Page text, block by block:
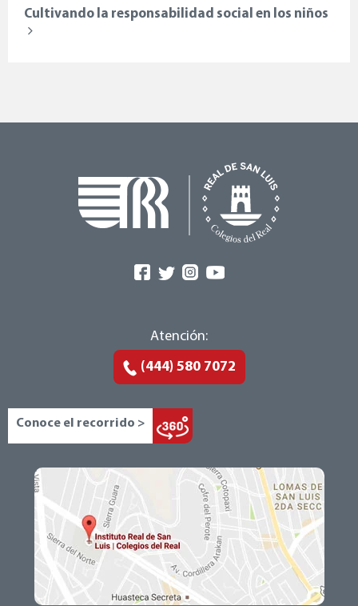
Cultivando la responsabilidad social en los niños
Atención:
(444) 580 7072
Conoce el recorrido >